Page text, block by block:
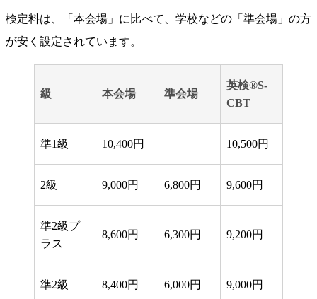
検定料は、「本会場」に比べて、学校などの「準会場」の方
が安く設定されています。
級 本会場 準会場
英検®S-
CBT
準1級 10,400円 10,500円
2級 9,000円 6,800円 9,600円
準2級プ
ラス
8,600円 6,300円 9,200円
準2級 8,400円 6,000円 9,000円